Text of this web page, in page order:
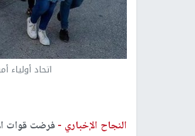
اتحاد
النجاح الإخباري - فرضت قوات